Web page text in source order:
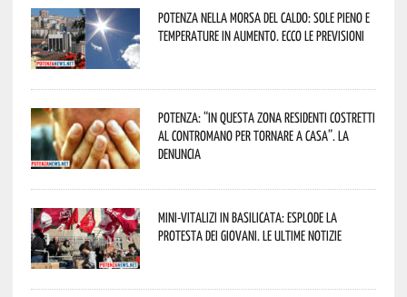
Potenza nella morsa del caldo: sole pieno e
temperature in aumento. Ecco le previsioni
Potenza: “In questa zona residenti costretti
al contromano per tornare a casa”. La
denuncia
Mini-vitalizi in Basilicata: esplode la
protesta dei giovani. Le ultime notizie